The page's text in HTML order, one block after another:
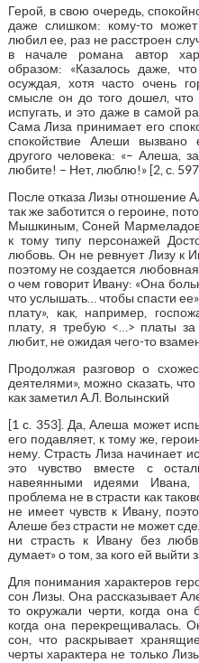
Герой, в свою очередь,
даже слишком: кому-то
любил ее, раз не расстроен
в начале романа автор
образом: «Казалось даже,
осуждая, хотя часто очень
смысле он до того дошел, что
испугать, и это даже в самой
Сама Лиза принимает его
спокойствие Алеши
другого человека: «– Алеша,
любите! – Нет, люблю!» [2, с.
После отказа Лизы отношение
так же заботится о героине,
Мышкиным, Соней
к тому типу персонажей
любовь. Он не ревнует Лизу к
поэтому не создается
о чем говорит Ивану: «Она
что услышать… чтобы спасти
плату», как, например,
плату, я требую <…> платы
любит, не ожидая чего-то
Продолжая разговор о
деятелями», можно сказать,
как заметил А.Л. Волынский
[1 с. 353]. Да, Алеша может
его подавляет, к тому же,
нему. Страсть Лиза начинает
это чувство вместе с
навеянными идеями Ивана,
проблема не в страсти как
не имеет чувств к Ивану,
Алеше без страсти не может
ни страсть к Ивану без
думает» о том, за кого ей выйти
Для понимания характеров
сон Лизы. Она рассказывает
то окружали черти, когда она
когда она перекрещивалась.
сон, что раскрывает
черты характера не только